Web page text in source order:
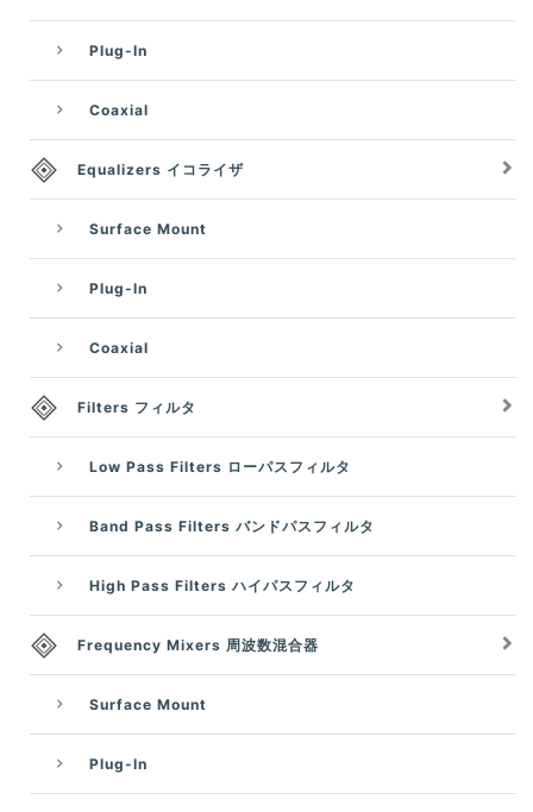
Plug-In
Coaxial
Equalizers イコライザ
Surface Mount
Plug-In
Coaxial
Filters フィルタ
Low Pass Filters ローパスフィルタ
Band Pass Filters バンドパスフィルタ
High Pass Filters ハイパスフィルタ
Frequency Mixers 周波数混合器
Surface Mount
Plug-In